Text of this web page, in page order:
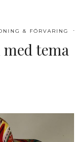
& FÖRVARING
tema